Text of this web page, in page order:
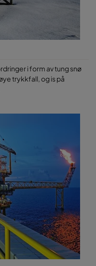
i form av tung snø
trykkfall, og is på